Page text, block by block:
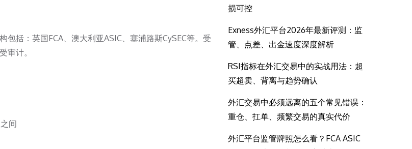
括：英国FCA、澳大利亚ASIC、塞浦路斯CySEC等。受
审计。
间
损可控
Exness外汇平台2026年最新评测：监
管、点差、出金速度深度解析
RSI指标在外汇交易中的实战用法：超
买超卖、背离与趋势确认
外汇交易中必须远离的五个常见错误：
重仓、扛单、频繁交易的真实代价
外汇平台监管牌照怎么看？FCA ASIC